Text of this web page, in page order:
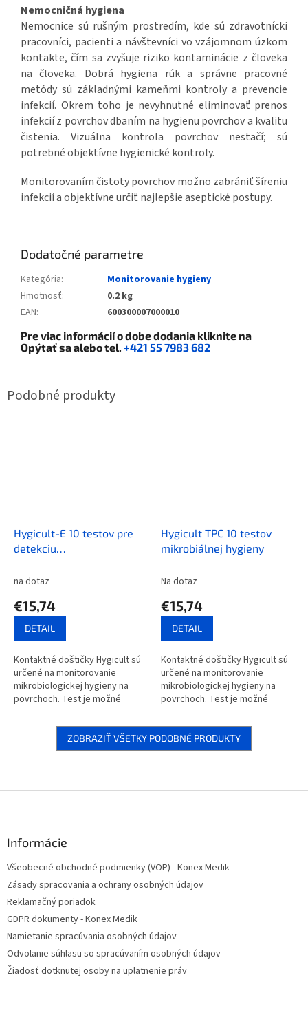
Nemocničná hygiena
Nemocnice sú rušným prostredím, kde sú zdravotnícki
pracovníci, pacienti a návštevníci vo vzájomnom úzkom
kontakte, čím sa zvyšuje riziko kontaminácie z človeka
na človeka. Dobrá hygiena rúk a správne pracovné
metódy sú základnými kameňmi kontroly a prevencie
infekcií. Okrem toho je nevyhnutné eliminovať prenos
infekcií z povrchov dbaním na hygienu povrchov a kvalitu
čistenia. Vizuálna kontrola povrchov nestačí; sú
potrebné objektívne hygienické kontroly.
Monitorovaním čistoty povrchov možno zabrániť šíreniu
infekcií a objektívne určiť najlepšie aseptické postupy.
Dodatočné parametre
Kategória:
Monitorovanie hygieny
Hmotnosť:
0.2 kg
EAN: 600300007000010
Pre viac informácií o dobe dodania kliknite na
Opýtať saalebo tel. +421 55 7983 682
Hygicult-E 10 testov pre
detekciu
na dotaz
€15,74
DETAIL
Kontaktné doštičky Hygicult sú
určené na monitorovanie
mikrobiologickej hygieny na
povrchoch. Test je možné
je možné doštičky použiť ako
Hygicult TPC 10 testov
mikrobiálnej hygieny
Na dotaz
€15,74
DETAIL
Kontaktné doštičky Hygicult sú
určené na monitorovanie
mikrobiologickej hygieny na
povrchoch. Test je možné
je možné doštičky použiť ako
praktické...
ZOBRAZIŤ VŠETKY PODOBNÉ PRODUKTY
Informácie
Všeobecné obchodné podmienky (VOP) - Konex Medik
Zásady spracovania a ochrany osobných údajov
Reklamačný poriadok
GDPR dokumenty - Konex Medik
Namietanie spracúvania osobných údajov
Odvolanie súhlasu so spracúvaním osobných údajov
Žiadosť dotknutej osoby na uplatnenie práv